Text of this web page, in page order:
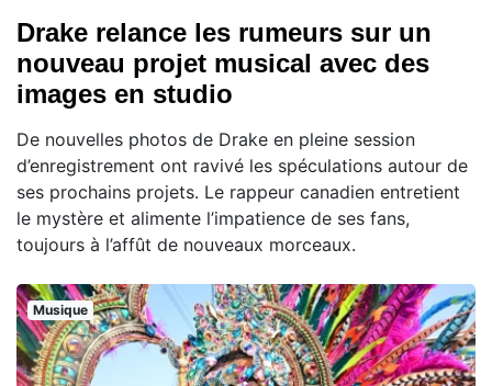
Drake relance les rumeurs sur un
nouveau projet musical avec des
images en studio
De nouvelles photos de Drake en pleine session
d’enregistrement ont ravivé les spéculations autour de
ses prochains projets. Le rappeur canadien entretient
le mystère et alimente l’impatience de ses fans,
toujours à l’affût de nouveaux morceaux.
Musique